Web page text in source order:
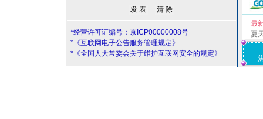
*经营许可证编号：京ICP00000008号
*《互联网电子公告服务管理规定》
*《全国人大常委会关于维护互联网安全的规定》
最
夏